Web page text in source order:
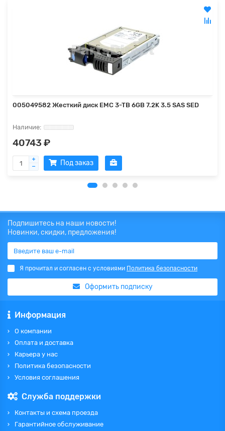
005049582 Жесткий диск EMC 3-TB 6GB 7.2K 3.5 SAS SED
40743 ₽
Под заказ
Подпишитесь на наши новости!
Новинки, скидки, предложения!
Я прочитал и согласен с условиями Политика безопасности
Оформить подписку
Информация
О компании
Оплата и доставка
Карьера у нас
Политика безопасности
Условия соглашения
Служба поддержки
Контакты и схема проезда
Гарантийное обслуживание